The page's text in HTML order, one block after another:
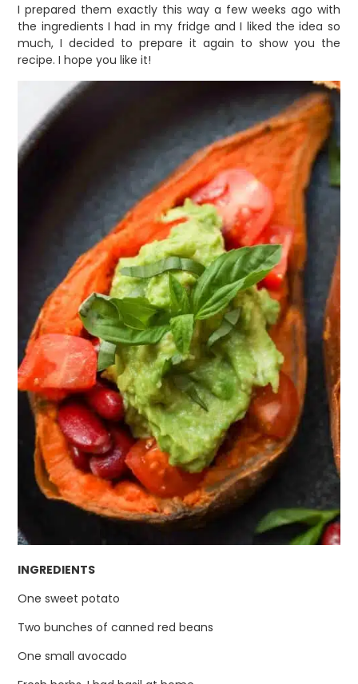
I prepared them exactly this way a few weeks ago with
the ingredients I had in my fridge and I liked the idea so
much, I decided to prepare it again to show you the
recipe.I hope you like it!
INGREDIENTS
One sweet potato
Two bunches of canned red beans
One small avocado